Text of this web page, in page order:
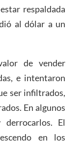
respaldada
al dólar a un
de vender
e intentaron
ser infiltrados,
En algunos
El
en los